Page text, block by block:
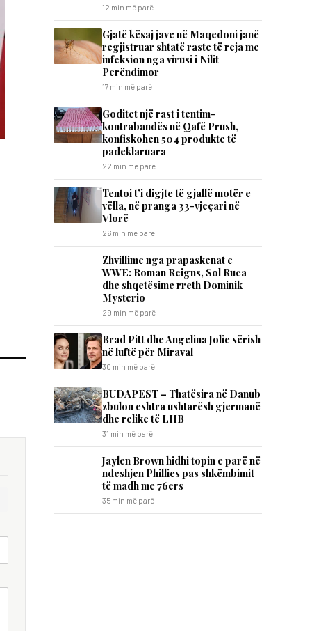
12 min më parë
Gjatë kësaj jave në Maqedoni janë
regjistruar shtatë raste të reja me
infeksion nga virusi i Nilit
Perëndimor
17 min më parë
Goditet një rast i tentim-
kontrabandës në Qafë Prush,
konfiskohen 504 produkte të
padeklaruara
22 min më parë
Tentoi t’i digjte të gjallë motër e
vëlla, në pranga 33-vjeçari në
Vlorë
26 min më parë
Zhvillime nga prapaskenat e
WWE: Roman Reigns, Sol Ruca
dhe shqetësime rreth Dominik
Mysterio
29 min më parë
Brad Pitt dhe Angelina Jolie sërish
në luftë për Miraval
30 min më parë
BUDAPEST – Thatësira në Danub
zbulon eshtra ushtarësh gjermanë
dhe relike të LIIB
31 min më parë
Jaylen Brown hidhi topin e parë në
ndeshjen Phillies pas shkëmbimit
të madh me 76ers
35 min më parë